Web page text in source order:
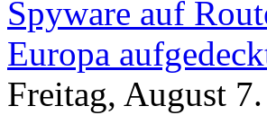
Spyware auf
Europa
Freitag, August